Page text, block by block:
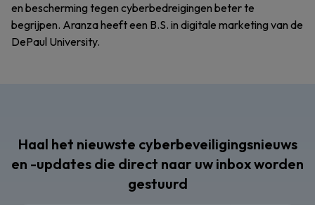
en bescherming tegen cyberbedreigingen beter te
begrijpen. Aranza heeft een B.S. in digitale marketing van de
DePaul University.
Haal het nieuwste cyberbeveiligingsnieuws
en -updates die direct naar uw inbox worden
gestuurd